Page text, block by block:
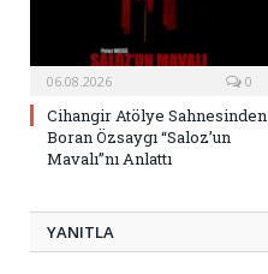
06.08.2026 0
Cihangir Atölye Sahnesinden
Boran Özsaygı “Saloz’un
Mavalı”nı Anlattı
YANITLA